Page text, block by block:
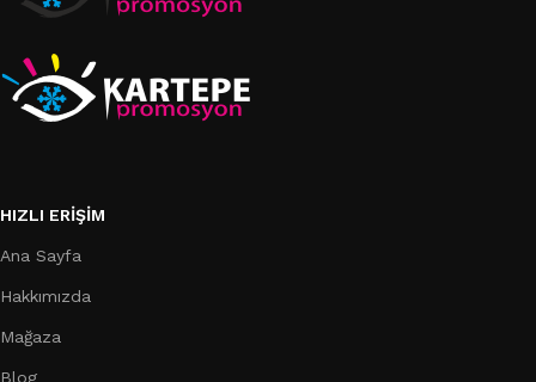
HIZLI ERIŞIM
Ana Sayfa
Hakkımızda
Mağaza
Blog